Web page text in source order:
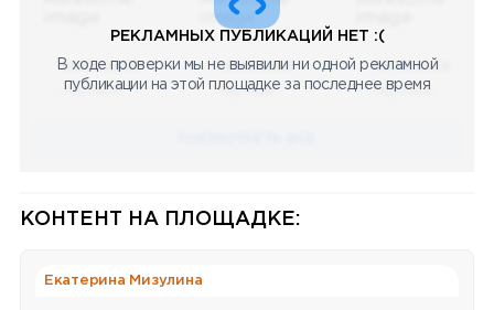
08.05.2023
Научный
08.05.2023
Научный
08.05.2023
Научный
РЕКЛАМНЫХ ПУБЛИКАЦИЙ НЕТ :(
В ходе проверки мы не выявили ни одной рекламной
публикации на этой площадке за последнее время
КОНТЕНТ НА ПЛОЩАДКЕ:
Екатерина Мизулина